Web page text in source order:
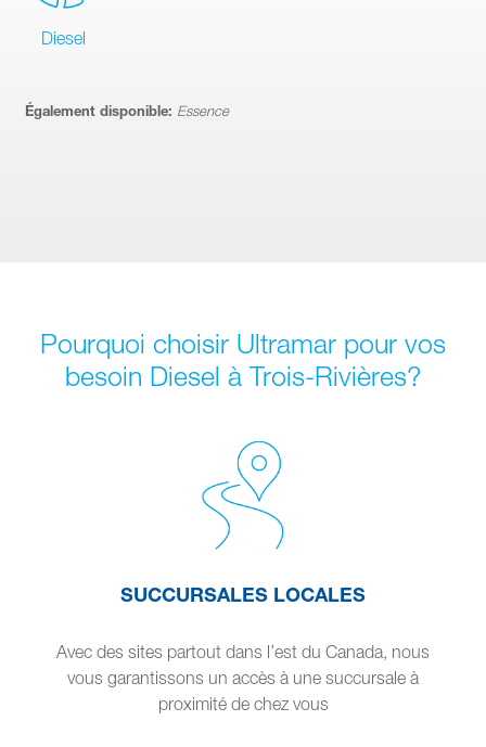
Diesel
Également disponible: Essence
Pourquoi choisir Ultramar pour vos
besoin Diesel à Trois-Rivières?
SUCCURSALES LOCALES
Avec des sites partout dans l’est du Canada, nous
vous garantissons un accès à une succursale à
proximité de chez vous